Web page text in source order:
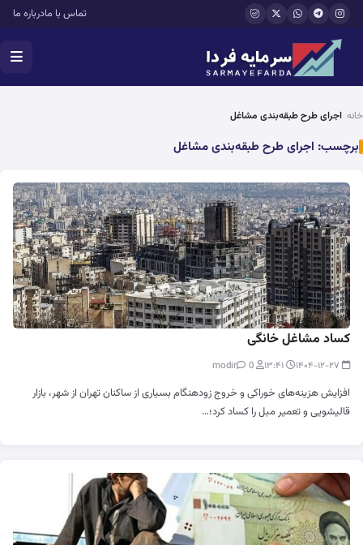
رفتن به محتوای اصلی تماس با مادرباره ما
خانه اجرای طرح طبقه‌بندی مشاغل
برچسب: اجرای طرح طبقه‌بندی مشاغل
کساد مشاغل خانگی
0
افزایش هزینه‌های خوراکی و خروج زودهنگام بسیاری از ساکنان تهران از شهر، بازار
قالیشویی و تعمیر مبل را کساد کرد؛…